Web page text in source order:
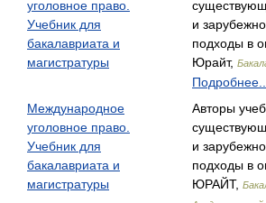
уголовное право.
Учебник для
бакалавриата и
магистратуры
и
подходы в
Юрайт,
Подробнее...
Международное
уголовное право.
Учебник для
бакалавриата и
магистратуры
Авторы
и
подходы в
ЮРАЙТ,